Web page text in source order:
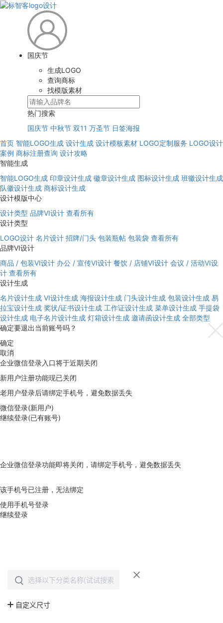
国庆节
生成LOGO
查询商标
找模版素材
热门搜索
国庆节 中秋节 双11 万圣节 日签海报
首页 智能LOGO生成 设计生成 设计模板素材 LOGO定制服务 LOGO设计
案例 商标注册查询 设计攻略
智能生成
智能LOGO生成 印章设计生成 徽章设计生成 图标设计生成 班徽设计生成
队徽设计生成 商标设计生成
设计模版中心
设计类型 品牌VI设计 查看所有
设计类型
LOGO设计 名片设计 招牌/门头 包装瓶帖 包装袋 查看所有
品牌VI设计
商品 / 包装VI设计 办公 / 宣传VI设计 餐饮 / 店铺VI设计 会议 / 活动VI设
计 查看所有
设计生成
名片设计生成 VI设计生成 海报设计生成 门头设计生成 包装设计生成 易
拉宝设计生成 奖状/证书设计生成 工作证设计生成 菜单设计生成 手提袋
设计生成 电子名片设计生成 灯箱设计生成 邀请函设计生成 全部类型
确定要退出当前账号吗？
确定
取消
企业微信登录入口将于近期关闭
新用户注册功能现已关闭
老用户登录后请绑定手机号，避免数据丢失
微信登录(新用户)
继续登录(已有账号)
企业微信登录功能即将关闭，请绑定手机号，避免数据丢失
该手机号已注册，无法绑定
使用手机号登录
继续登录